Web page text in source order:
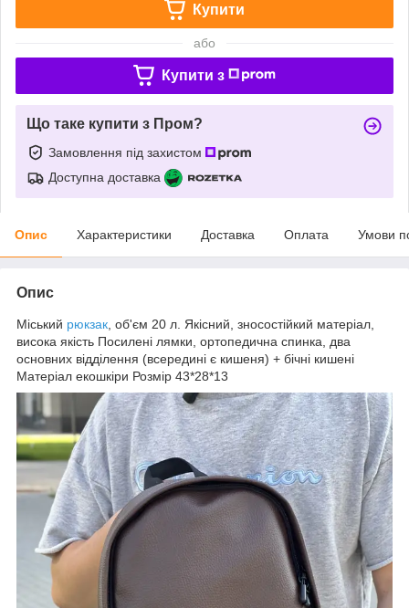
Купити
або
Купити з
Що таке купити з Пром?
Замовлення під захистом
Доступна доставка
Опис Характеристики Доставка Оплата Умови
Опис
Міський рюкзак , об'єм 20 л. Якісний, зносостійкий матеріал,
висока якість Посилені лямки, ортопедична спинка, два
основних відділення (всередині є кишеня) + бічні кишені
Матеріал екошкіри Розмір 43*28*13